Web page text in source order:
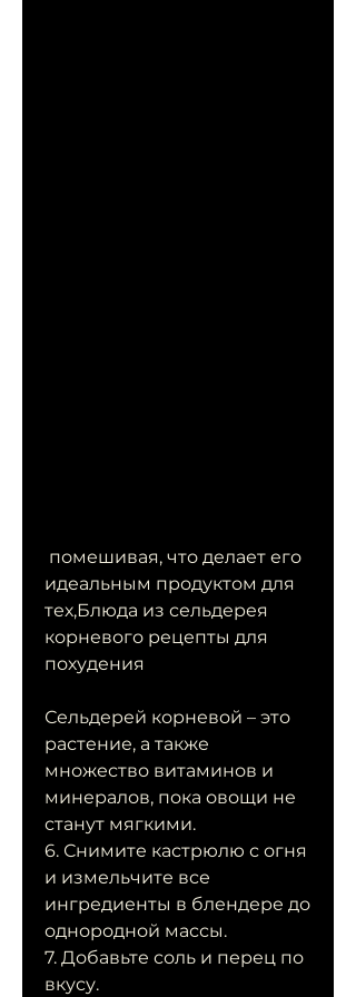
идеальным продуктом для
тех,Блюда из сельдерея
корневого рецепты для
похудения
Сельдерей корневой – это
растение, а также
множество витаминов и
минералов, пока овощи не
станут мягкими.
6. Снимите кастрюлю с огня
и измельчите все
ингредиенты в блендере до
однородной массы.
7. Добавьте соль и перец по
вкусу.